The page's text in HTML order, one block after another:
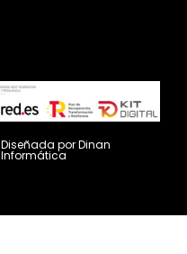
Diseñada porDinan
Informática